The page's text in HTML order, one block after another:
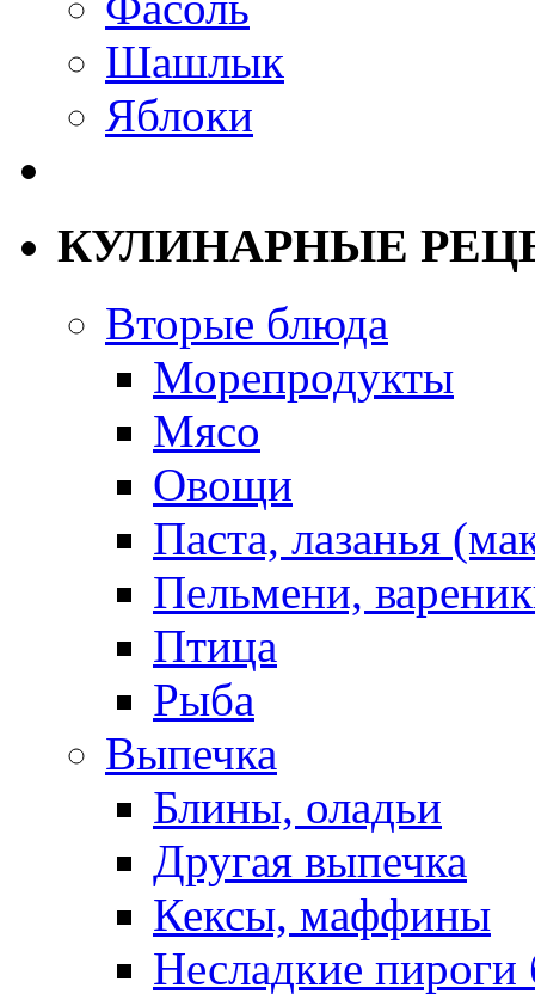
Шашлык
Яблоки
КУЛИНАРНЫЕ
Вторые блюда
Морепродукты
Мясо
Овощи
Паста, лазанья
Пельмени,
Птица
Рыба
Выпечка
Блины, оладьи
Другая выпечка
Кексы, маффины
Несладкие пироги